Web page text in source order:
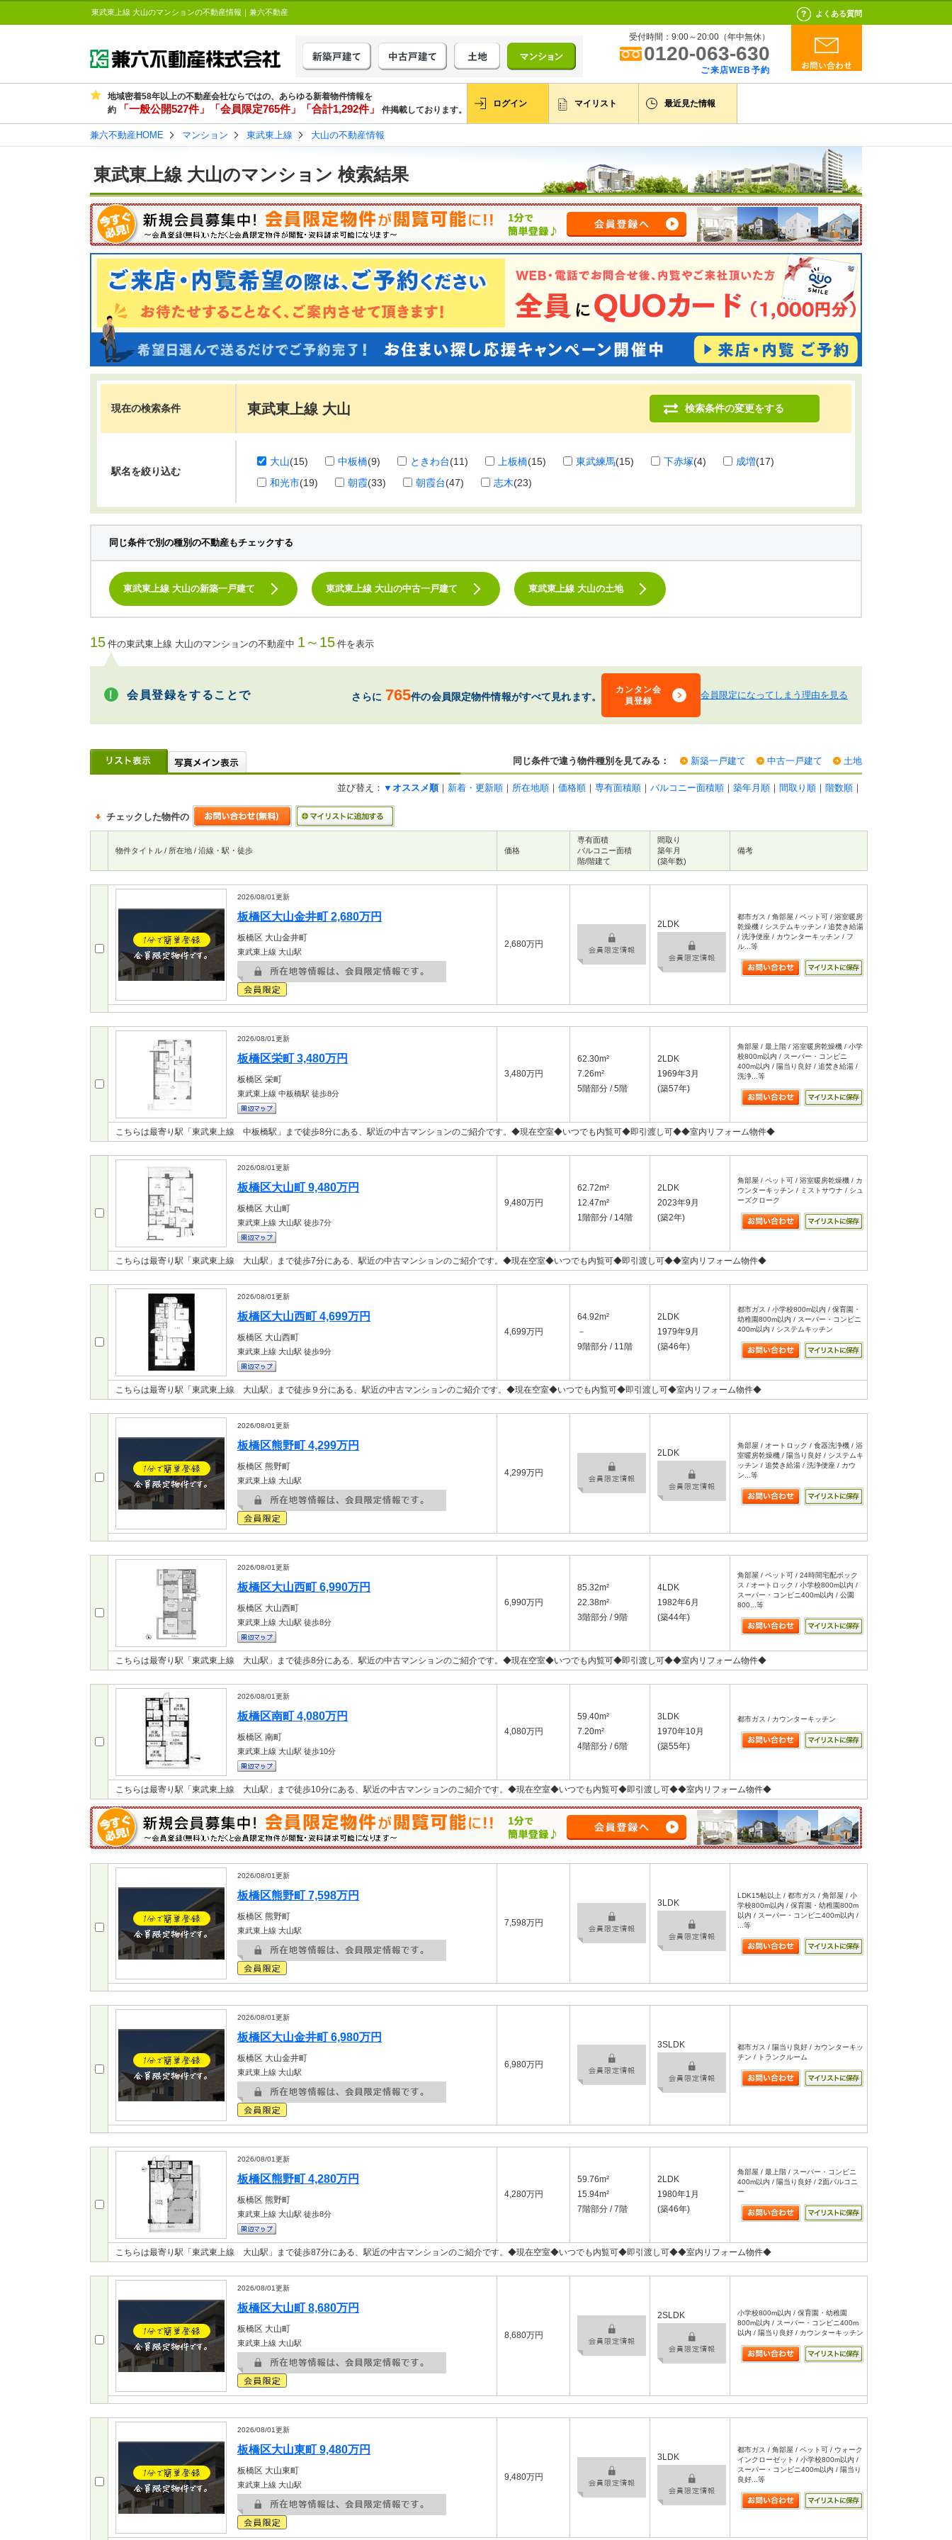
東武東上線 大山のマンションの不動産情報｜兼六不動産 よくある質問
受付時間：9:00～20:00（年中無休）
0120-063-630
ご来店WEB予約
地域密着58年以上の不動産会社ならではの、あらゆる新着物件情報を
約
「一般公開527件」「会員限定765件」「合計1,292件」 件掲載しております。
ログイン マイリスト 最近見た情報
兼六不動産HOME マンション 東武東上線 大山の不動産情報
東武東上線 大山のマンション 検索結果
現在の検索条件 東武東上線 大山 検索条件の変更をする
駅名を絞り込む
大山(15) 中板橋(9) ときわ台(11) 上板橋(15) 東武練馬(15) 下赤塚(4) 成増(17)
和光市(19) 朝霞(33) 朝霞台(47) 志木(23)
同じ条件で別の種別の不動産もチェックする
東武東上線 大山の新築一戸建て 東武東上線 大山の中古一戸建て 東武東上線 大山の土地
15 件の東武東上線 大山のマンションの不動産中 1～15 件を表示
会員登録をすることで さらに 765件の会員限定物件情報がすべて見れます。
カンタン会
員登録
会員限定になってしまう理由を見る
同じ条件で違う物件種別を見てみる： 新築一戸建て 中古一戸建て 土地
並び替え： ▼オススメ順｜ 新着・更新順 ｜ 所在地順 ｜ 価格順 ｜ 専有面積順 ｜ バルコニー面積順 ｜ 築年月順 ｜ 間取り順 ｜ 階数順 ｜
チェックした物件の
物件タイトル / 所在地 / 沿線・駅・徒歩 価格
専有面積
バルコニー面積
階/階建て
間取り
築年月
(築年数)
備考
2026/08/01更新
板橋区大山金井町 2,680万円
板橋区 大山金井町
東武東上線 大山駅
2,680万円
2LDK
都市ガス / 角部屋 / ペット可 / 浴室暖房
乾燥機 / システムキッチン / 追焚き給湯
/ 洗浄便座 / カウンターキッチン / フ
ル...等
2026/08/01更新
板橋区栄町 3,480万円
板橋区 栄町
東武東上線 中板橋駅 徒歩8分
3,480万円
62.30m²
7.26m²
5階部分 / 5階
2LDK
1969年3月
(築57年)
角部屋 / 最上階 / 浴室暖房乾燥機 / 小学
校800m以内 / スーパー・コンビニ
400m以内 / 陽当り良好 / 追焚き給湯 /
洗浄...等
こちらは最寄り駅「東武東上線 中板橋駅」まで徒歩8分にある、駅近の中古マンションのご紹介です。◆現在空室◆いつでも内覧可◆即引渡し可◆◆室内リフォーム物件◆
2026/08/01更新
板橋区大山町 9,480万円
板橋区 大山町
東武東上線 大山駅 徒歩7分
9,480万円
62.72m²
12.47m²
1階部分 / 14階
2LDK
2023年9月
(築2年)
角部屋 / ペット可 / 浴室暖房乾燥機 / カ
ウンターキッチン / ミストサウナ / シュ
ーズクローク
こちらは最寄り駅「東武東上線 大山駅」まで徒歩7分にある、駅近の中古マンションのご紹介です。◆現在空室◆いつでも内覧可◆即引渡し可◆◆室内リフォーム物件◆
2026/08/01更新
板橋区大山西町 4,699万円
板橋区 大山西町
東武東上線 大山駅 徒歩9分
4,699万円
64.92m²
－
9階部分 / 11階
2LDK
1979年9月
(築46年)
都市ガス / 小学校800m以内 / 保育園・
幼稚園800m以内 / スーパー・コンビニ
400m以内 / システムキッチン
こちらは最寄り駅「東武東上線 大山駅」まで徒歩９分にある、駅近の中古マンションのご紹介です。◆現在空室◆いつでも内覧可◆即引渡し可◆室内リフォーム物件◆
2026/08/01更新
板橋区熊野町 4,299万円
板橋区 熊野町
東武東上線 大山駅
4,299万円
2LDK
角部屋 / オートロック / 食器洗浄機 / 浴
室暖房乾燥機 / 陽当り良好 / システムキ
ッチン / 追焚き給湯 / 洗浄便座 / カウ
ン...等
2026/08/01更新
板橋区大山西町 6,990万円
板橋区 大山西町
東武東上線 大山駅 徒歩8分
6,990万円
85.32m²
22.38m²
3階部分 / 9階
4LDK
1982年6月
(築44年)
角部屋 / ペット可 / 24時間宅配ボック
ス / オートロック / 小学校800m以内 /
スーパー・コンビニ400m以内 / 公園
800...等
こちらは最寄り駅「東武東上線 大山駅」まで徒歩8分にある、駅近の中古マンションのご紹介です。◆現在空室◆いつでも内覧可◆即引渡し可◆◆室内リフォーム物件◆
2026/08/01更新
板橋区南町 4,080万円
板橋区 南町
東武東上線 大山駅 徒歩10分
4,080万円
59.40m²
7.20m²
4階部分 / 6階
3LDK
1970年10月
(築55年)
都市ガス / カウンターキッチン
こちらは最寄り駅「東武東上線 大山駅」まで徒歩10分にある、駅近の中古マンションのご紹介です。◆現在空室◆いつでも内覧可◆即引渡し可◆◆室内リフォーム物件◆
2026/08/01更新
板橋区熊野町 7,598万円
板橋区 熊野町
東武東上線 大山駅
7,598万円
3LDK
LDK15帖以上 / 都市ガス / 角部屋 / 小
学校800m以内 / 保育園・幼稚園800m
以内 / スーパー・コンビニ400m以内 /
...等
2026/08/01更新
板橋区大山金井町 6,980万円
板橋区 大山金井町
東武東上線 大山駅
6,980万円
3SLDK
都市ガス / 陽当り良好 / カウンターキッ
チン / トランクルーム
2026/08/01更新
板橋区熊野町 4,280万円
板橋区 熊野町
東武東上線 大山駅 徒歩8分
4,280万円
59.76m²
15.94m²
7階部分 / 7階
2LDK
1980年1月
(築46年)
角部屋 / 最上階 / スーパー・コンビニ
400m以内 / 陽当り良好 / 2面バルコニ
ー
こちらは最寄り駅「東武東上線 大山駅」まで徒歩87分にある、駅近の中古マンションのご紹介です。◆現在空室◆いつでも内覧可◆即引渡し可◆◆室内リフォーム物件◆
2026/08/01更新
板橋区大山町 8,680万円
板橋区 大山町
東武東上線 大山駅
8,680万円
2SLDK
小学校800m以内 / 保育園・幼稚園
800m以内 / スーパー・コンビニ400m
以内 / 陽当り良好 / カウンターキッチン
2026/08/01更新
板橋区大山東町 9,480万円
板橋区 大山東町
東武東上線 大山駅
9,480万円
3LDK
都市ガス / 角部屋 / ペット可 / ウォーク
インクローゼット / 小学校800m以内 /
スーパー・コンビニ400m以内 / 陽当り
良好...等